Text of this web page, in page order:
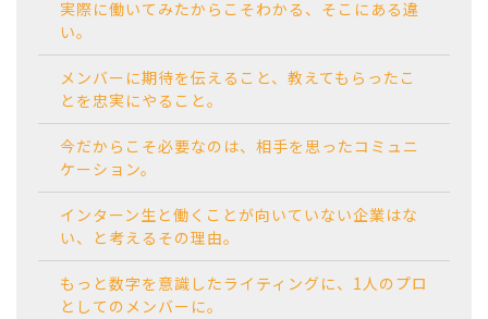
実際に働いてみたからこそわかる、そこにある違
い。
メンバーに期待を伝えること、教えてもらったこ
とを忠実にやること。
今だからこそ必要なのは、相手を思ったコミュニ
ケーション。
インターン生と働くことが向いていない企業はな
い、と考えるその理由。
もっと数字を意識したライティングに、1人のプロ
としてのメンバーに。